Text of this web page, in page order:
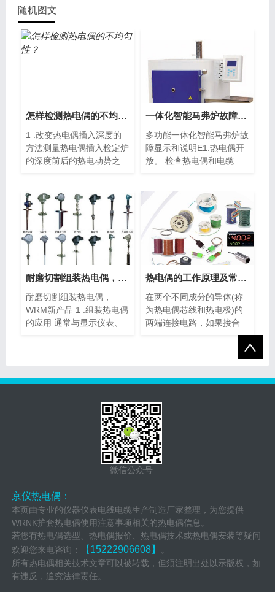
随机图文
怎样检测热电偶的不均匀性？
1 .改变热电偶插入深度的
方法测量热电偶插入检定炉
的深度前后的热电动势之
一体化智能马弗炉故障显示与说明、分析
多功能一体化智能马弗炉故
障显示和说明E1:热电偶开
放。 检查热电偶和电缆
耐磨切割组装热电偶，WRM新产品
耐磨切割组装热电偶，
WRM新产品 1 .组装热电偶
的应用 通常与显示仪表、
热电偶的工作原理及常见种类
在两个不同成分的导体(称
为热电偶芯线和热电极)的
两端连接电路，如果接合
微信公众号
京仪热电偶：
本页由专业的仪器仪表电线电缆生产制造厂家整理，为您提供
WRNK护套热电偶使用注意事项相关的热电偶信息。
若您有热电偶选型、热电偶报价、热电偶技术或热电偶安装等疑问
欢迎您来电咨询：
【15222906608】
。
所有热电偶相关技术文章可以被转载，但须注明出处以示版权，如
有违反，追究法律责任。